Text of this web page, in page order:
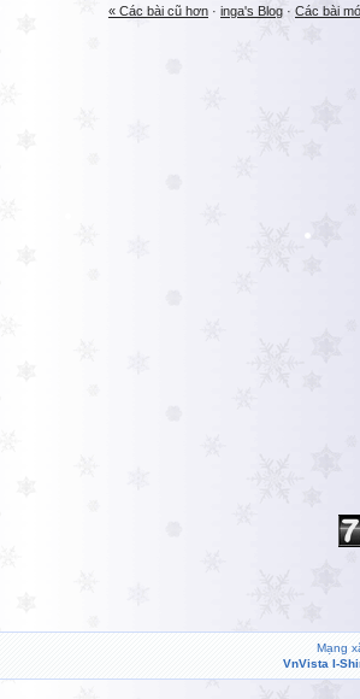
« Các bài cũ hơn · inga's Blog · Các bài
Mạng
VnVista I-